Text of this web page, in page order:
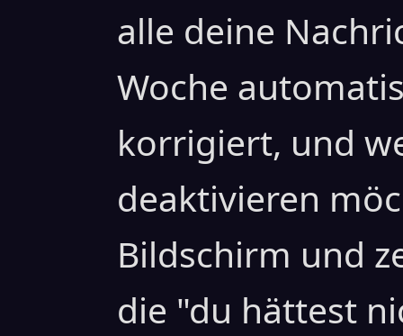
alle deine
Woche
korrigiert, und
deaktivieren
Bildschirm und
die "du hättest